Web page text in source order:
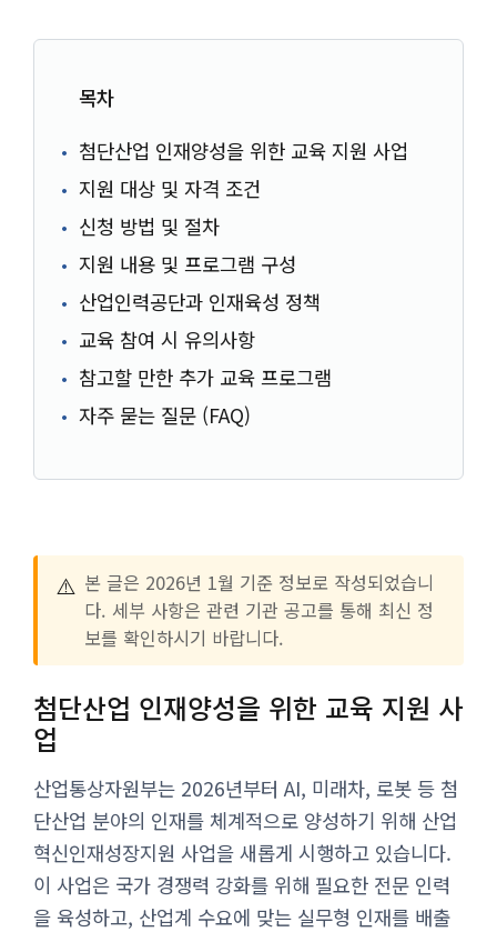
목차
첨단산업 인재양성을 위한 교육 지원 사업
지원 대상 및 자격 조건
신청 방법 및 절차
지원 내용 및 프로그램 구성
산업인력공단과 인재육성 정책
교육 참여 시 유의사항
참고할 만한 추가 교육 프로그램
자주 묻는 질문 (FAQ)
⚠️ 본 글은 2026년 1월 기준 정보로 작성되었습니
다. 세부 사항은 관련 기관 공고를 통해 최신 정
보를 확인하시기 바랍니다.
첨단산업 인재양성을 위한 교육 지원 사
업
산업통상자원부는 2026년부터 AI, 미래차, 로봇 등 첨
단산업 분야의 인재를 체계적으로 양성하기 위해 산업
혁신인재성장지원 사업을 새롭게 시행하고 있습니다.
이 사업은 국가 경쟁력 강화를 위해 필요한 전문 인력
을 육성하고, 산업계 수요에 맞는 실무형 인재를 배출